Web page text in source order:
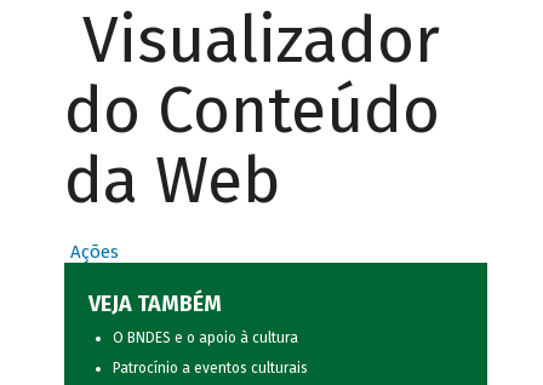
Visualizador
do Conteúdo
da Web
Ações
VEJA TAMBÉM
O BNDES e o apoio à cultura
Patrocínio a eventos culturais